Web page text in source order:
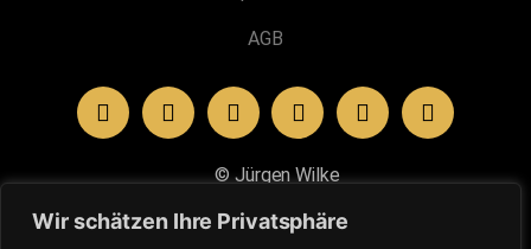
Wir schätzen Ihre Privatsphäre
AGB
© Jürgen Wilke
„Word and Respect®“ und „Authentic Respect®“ sind
100 - Prozent - Business
SEHR GUT